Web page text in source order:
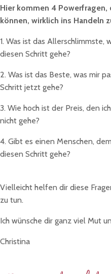
Hier kommen 4
können, wirklich ins Handeln
1. Was ist das Allerschlimmste,
diesen Schritt gehe?
2. Was ist das Beste, was mir
Schritt jetzt gehe?
3. Wie hoch ist der Preis, den
nicht gehe?
4. Gibt es einen Menschen,
diesen Schritt gehe?
Vielleicht helfen dir diese
zu tun.
Ich wünsche dir ganz viel Mut
Christina